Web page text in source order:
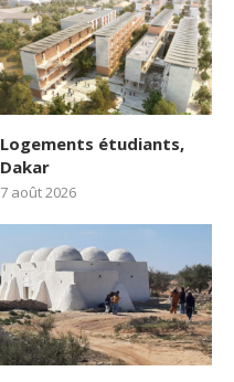
Logements étudiants,
Dakar
7 août 2026